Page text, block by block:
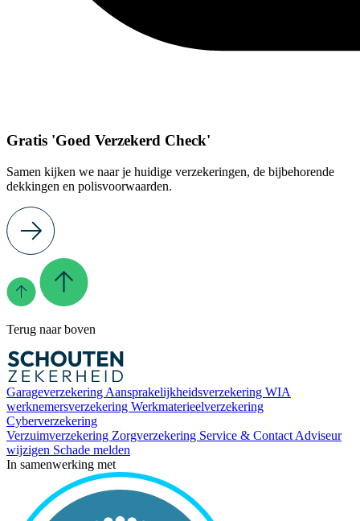
Gratis 'Goed Verzekerd Check'
Samen kijken we naar je huidige verzekeringen, de bijbehorende
dekkingen en polisvoorwaarden.
Terug naar boven
Garageverzekering Aansprakelijkheidsverzekering WIA
werknemersverzekering Werkmaterieelverzekering
Cyberverzekering
Verzuimverzekering Zorgverzekering Service & Contact Adviseur
wijzigen Schade melden
In samenwerking met